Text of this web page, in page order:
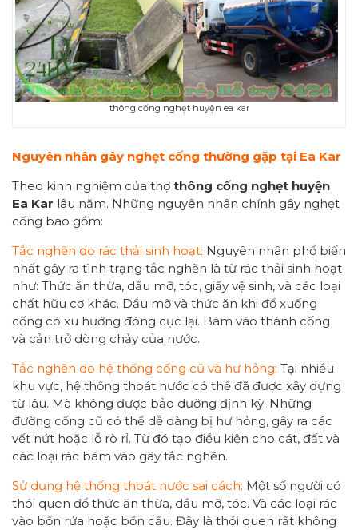
thông cống nghẹt huyện ea kar
Nguyên nhân gây nghẹt cống thường gặp tại Ea Kar
Theo kinh nghiệm của thợ thông cống nghẹt huyện
Ea Kar lâu năm. Những nguyên nhân chính gây nghẹt
cống bao gồm:
Tắc nghẽn do rác thải sinh hoạt: Nguyên nhân phổ biến
nhất gây ra tình trạng tắc nghẽn là từ rác thải sinh hoạt
như: Thức ăn thừa, dầu mỡ, tóc, giấy vệ sinh, và các loại
chất hữu cơ khác. Dầu mỡ và thức ăn khi đổ xuống
cống có xu hướng đóng cục lại. Bám vào thành cống
và cản trở dòng chảy của nước.
Tắc nghẽn do hệ thống cống cũ và hư hỏng: Tại nhiều
khu vực, hệ thống thoát nước có thể đã được xây dựng
từ lâu. Mà không được bảo dưỡng định kỳ. Những
đường cống cũ có thể dễ dàng bị hư hỏng, gây ra các
vết nứt hoặc lỗ rò rỉ. Từ đó tạo điều kiện cho cát, đất và
các loại rác bám vào gây tắc nghẽn.
Sử dụng hệ thống thoát nước sai cách: Một số người có
thói quen đổ thức ăn thừa, dầu mỡ, tóc. Và các loại rác
vào bồn rửa hoặc bồn cầu. Đây là thói quen rất không